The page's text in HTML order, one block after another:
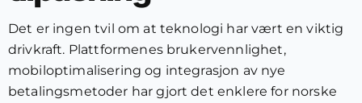
Det er ingen tvil om at teknologi har vært en viktig
drivkraft. Plattformenes brukervennlighet,
mobiloptimalisering og integrasjon av nye
betalingsmetoder har gjort det enklere for norske